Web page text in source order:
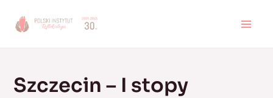
Szczecin – I stopy